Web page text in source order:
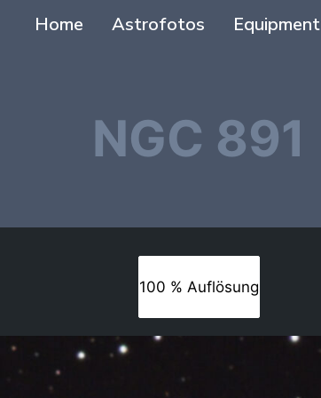
Home Astrofotos Equipment
NGC 891
100 % Auflösung